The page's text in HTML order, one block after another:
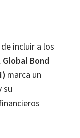
de incluir a los
Global Bond
marca un
su